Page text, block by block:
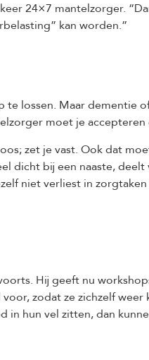
24×7 mantelzorger.
kan worden.”
te lossen. Maar dementie
moet je accepteren
zet je vast. Ook dat
dicht bij een naaste,
niet verliest in
Hij geeft nu
zodat ze zichzelf weer
in hun vel zitten, dan